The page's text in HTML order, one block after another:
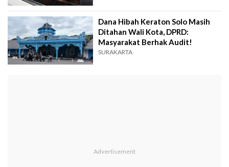
Dana Hibah Keraton Solo Masih
Ditahan Wali Kota, DPRD:
Masyarakat Berhak Audit!
SURAKARTA